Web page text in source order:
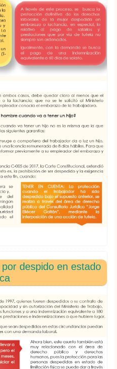
despido en estado